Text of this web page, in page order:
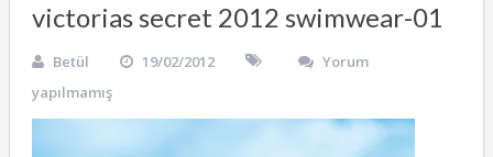
victorias secret 2012 swimwear-01
Betül 19/02/2012
Yorum
yapılmamış